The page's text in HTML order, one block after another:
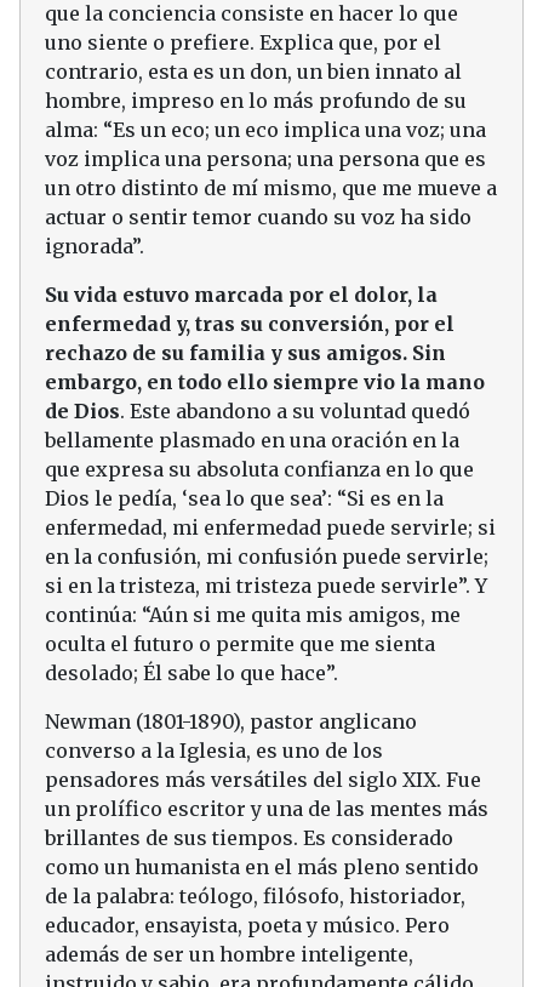
que la conciencia consiste en hacer lo que
uno siente o prefiere. Explica que, por el
contrario, esta es un don, un bien innato al
hombre, impreso en lo más profundo de su
alma: “Es un eco; un eco implica una voz; una
voz implica una persona; una persona que es
un otro distinto de mí mismo, que me mueve a
actuar o sentir temor cuando su voz ha sido
ignorada”.
Su vida estuvo marcada por el dolor, la
enfermedad y, tras su conversión, por el
rechazo de su familia y sus amigos. Sin
embargo, en todo ello siempre vio la mano
de Dios. Este abandono a su voluntad quedó
bellamente plasmado en una oración en la
que expresa su absoluta confianza en lo que
Dios le pedía, ‘sea lo que sea’: “Si es en la
enfermedad, mi enfermedad puede servirle; si
en la confusión, mi confusión puede servirle;
si en la tristeza, mi tristeza puede servirle”. Y
continúa: “Aún si me quita mis amigos, me
oculta el futuro o permite que me sienta
desolado; Él sabe lo que hace”.
Newman (1801-1890), pastor anglicano
converso a la Iglesia, es uno de los
pensadores más versátiles del siglo XIX. Fue
un prolífico escritor y una de las mentes más
brillantes de sus tiempos. Es considerado
como un humanista en el más pleno sentido
de la palabra: teólogo, filósofo, historiador,
educador, ensayista, poeta y músico. Pero
además de ser un hombre inteligente,